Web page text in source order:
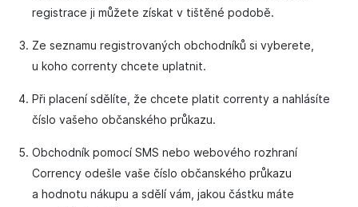
registrace ji můžete získat v tištěné podobě.
Ze seznamu registrovaných obchodníků si vyberete,
u koho correnty chcete uplatnit.
Při placení sdělíte, že chcete platit correnty a nahlásíte
číslo vašeho občanského průkazu.
Obchodník pomocí SMS nebo webového rozhraní
Corrency odešle vaše číslo občanského průkazu
a hodnotu nákupu a sdělí vám, jakou částku máte